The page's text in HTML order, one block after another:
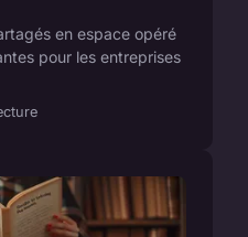
en espace opéré
pour les entreprises